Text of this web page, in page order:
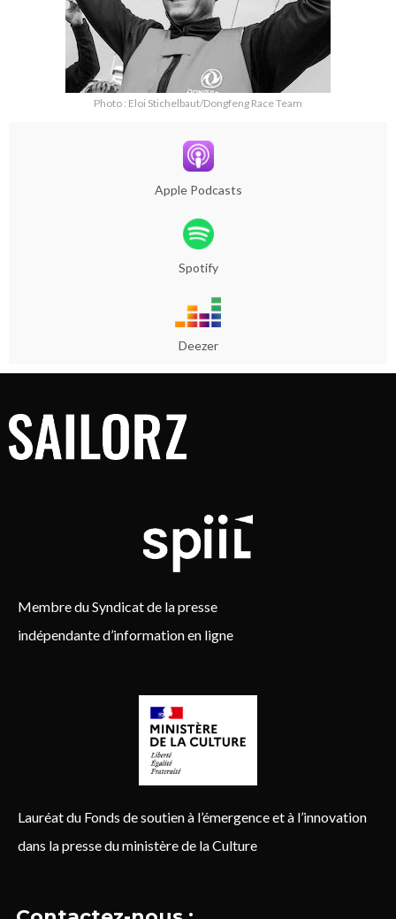
Photo : Eloi Stichelbaut/Dongfeng Race Team
Apple Podcasts
Spotify
Deezer
Membre du Syndicat de la presse
indépendante d’information en ligne
Lauréat du Fonds de soutien à l’émergence et à l’innovation
dans la presse du ministère de la Culture